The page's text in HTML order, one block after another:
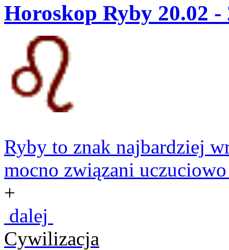
Horoskop Ryby 20.02 -
Ryby to znak najbardziej
mocno związani
+
dalej
Cywilizacja